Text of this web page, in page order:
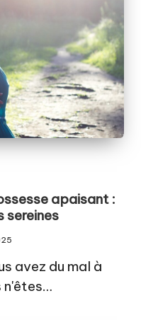
apaisant :
sereines
avez du mal à
n'êtes…